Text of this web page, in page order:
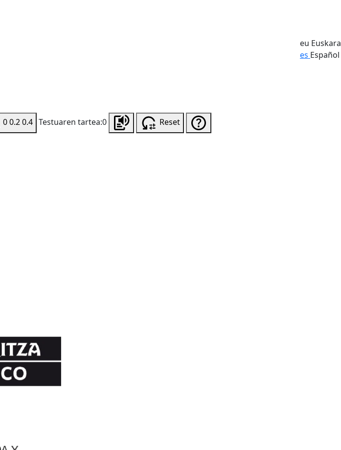
eu Euskara
es Español
00.20.4 Testuaren tartea:0
Reset